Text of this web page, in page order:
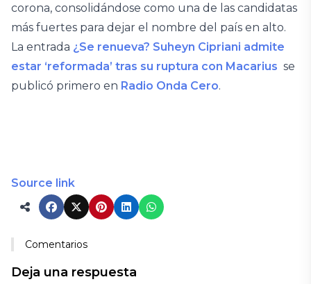
corona, consolidándose como una de las candidatas
más fuertes para dejar el nombre del país en alto.
La entrada ¿Se renueva? Suheyn Cipriani admite
estar ‘reformada’ tras su ruptura con Macarius se
publicó primero en Radio Onda Cero.
Source link
Comentarios
Deja una respuesta